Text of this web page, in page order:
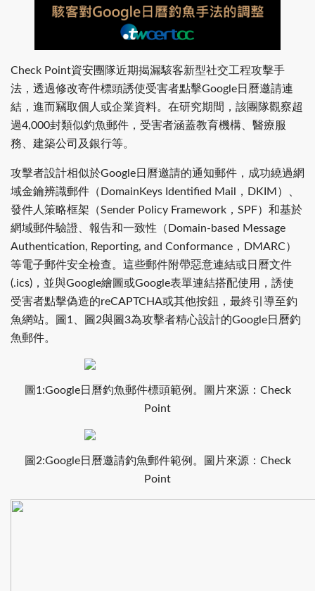
Check Point資安團隊近期揭漏駭客新型社交工程攻擊手
法，透過修改寄件標頭誘使受害者點擊Google日曆邀請連
結，進而竊取個人或企業資料。在研究期間，該團隊觀察超
過4,000封類似釣魚郵件，受害者涵蓋教育機構、醫療服
務、建築公司及銀行等。
攻擊者設計相似於Google日曆邀請的通知郵件，成功繞過網
域金鑰辨識郵件（DomainKeys Identified Mail，DKIM）、
發件人策略框架（Sender Policy Framework，SPF）和基於
網域郵件驗證、報告和一致性（Domain-based Message
Authentication, Reporting, and Conformance，DMARC）
等電子郵件安全檢查。這些郵件附帶惡意連結或日曆文件
(.ics)，並與Google繪圖或Google表單連結搭配使用，誘使
受害者點擊偽造的reCAPTCHA或其他按鈕，最終引導至釣
魚網站。圖1、圖2與圖3為攻擊者精心設計的Google日曆釣
魚郵件。
圖1:Google日曆釣魚郵件標頭範例。圖片來源：Check
Point
圖2:Google日曆邀請釣魚郵件範例。圖片來源：Check
Point